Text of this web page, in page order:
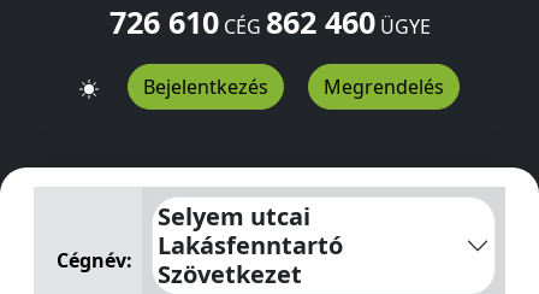
726 610CÉG 862 460ÜGYE
Bejelentkezés Megrendelés
Selyem utcai Lakásfenntartó SzövetkezetPetőfi
Cégnév:
Selyem utcai
Lakásfenntartó
Szövetkezet